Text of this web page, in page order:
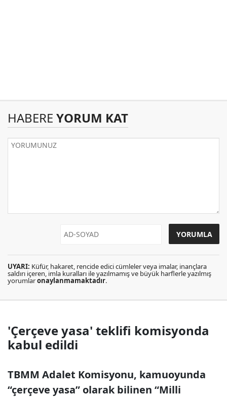
HABERE YORUM KAT
UYARI: Küfür, hakaret, rencide edici cümleler veya imalar, inançlara
saldırı içeren, imla kuralları ile yazılmamış ve büyük harflerle yazılmış
yorumlaronaylanmamaktadır.
'Çerçeve yasa' teklifi komisyonda
kabul edildi
TBMM Adalet Komisyonu, kamuoyunda
“çerçeve yasa” olarak bilinen “Milli